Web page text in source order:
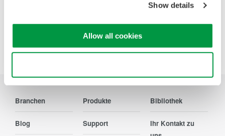
Show details
Allow all cookies
Precision Making
Branchen Produkte Bibliothek
Blog Support
Ihr Kontakt zu